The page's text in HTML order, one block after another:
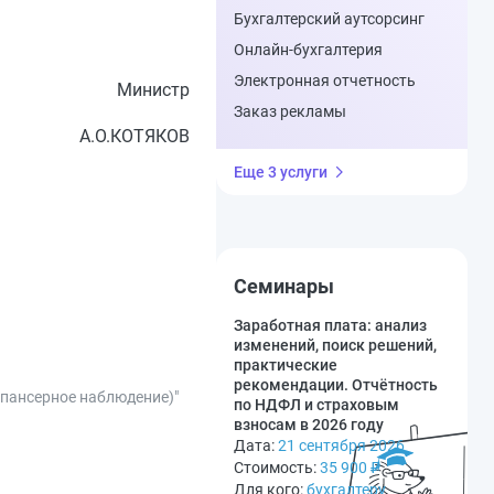
Министр
А.О.КОТЯКОВ
наблюдение)"
Бухгалтерский аутсорсинг
Онлайн-бухгалтерия
Электронная отчетность
Заказ рекламы
Еще 3 услуги
Семинары
Заработная плата: анализ
изменений, поиск решений,
практические
рекомендации. Отчётность
по НДФЛ и страховым
взносам в 2026 году
Дата:21 сентября 2026
Стоимость:35 900 ₽
Для кого:бухгалтеру